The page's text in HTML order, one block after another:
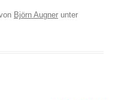
Björn Augner unter